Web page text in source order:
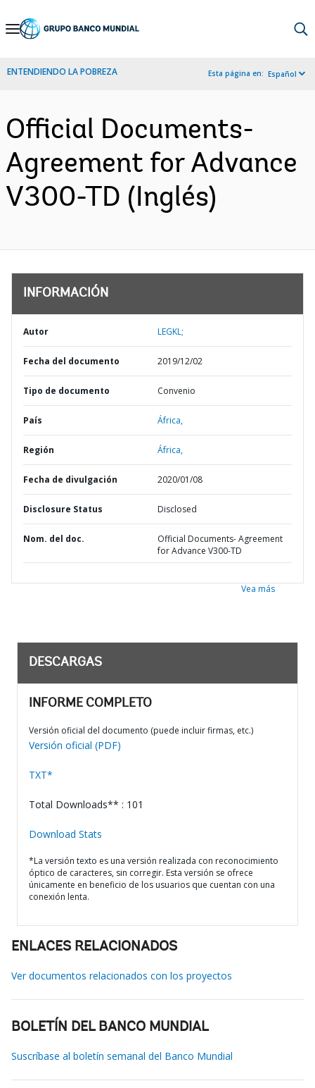
Skip
Navigation
ENTENDIENDO LA POBREZA Esta página en: Español
Official Documents-
Agreement for Advance
V300-TD (Inglés)
INFORMACIÓN
Autor LEGKL;
Fecha del documento 2019/12/02
Tipo de documento Convenio
País África,
Región África,
Fecha de divulgación 2020/01/08
Disclosure Status Disclosed
Nom. del doc.
Official Documents- Agreement
for Advance V300-TD
Vea más
DESCARGAS
INFORME COMPLETO
Versión oficial del documento (puede incluir firmas, etc.)
Versión oficial (PDF)
TXT*
Total Downloads** : 101
Download Stats
*La versión texto es una versión realizada con reconocimiento
óptico de caracteres, sin corregir. Esta versión se ofrece
únicamente en beneficio de los usuarios que cuentan con una
conexión lenta.
ENLACES RELACIONADOS
Ver documentos relacionados con los proyectos
BOLETÍN DEL BANCO MUNDIAL
Suscríbase al boletín semanal del Banco Mundial